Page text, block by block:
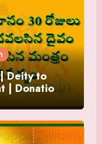
Deity to
| Donations